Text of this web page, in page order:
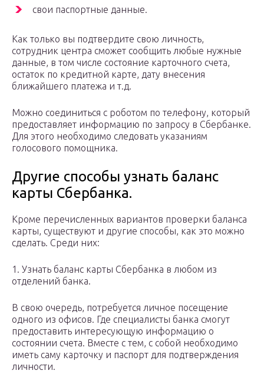
свои паспортные данные.
Как только вы подтвердите свою личность,
сотрудник центра сможет сообщить любые нужные
данные, в том числе состояние карточного счета,
остаток по кредитной карте, дату внесения
ближайшего платежа и т.д.
Можно соединиться с роботом по телефону, который
предоставляет информацию по запросу в Сбербанке.
Для этого необходимо следовать указаниям
голосового помощника.
Другие способы узнать баланс
карты Сбербанка.
Кроме перечисленных вариантов проверки баланса
карты, существуют и другие способы, как это можно
сделать. Среди них:
1. Узнать баланс карты Сбербанка в любом из
отделений банка.
В свою очередь, потребуется личное посещение
одного из офисов. Где специалисты банка смогут
предоставить интересующую информацию о
состоянии счета. Вместе с тем, с собой необходимо
иметь саму карточку и паспорт для подтверждения
личности.